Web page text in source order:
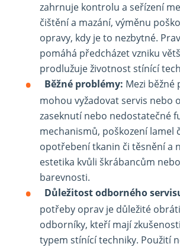
zahrnuje kontrolu a seřízení
čištění a mazání, výměnu
opravy, kdy je to nezbytné.
pomáhá předcházet vzniku
prodlužuje životnost stínící
Běžné problémy: Mezi
mohou vyžadovat servis nebo
zaseknutí nebo nedostatečné
mechanismů, poškození lamel
opotřebení tkanin či těsnění a
estetika kvůli škrábancům
barevnosti.
Důležitost odborného
potřeby oprav je důležité
odborníky, kteří mají
typem stínící techniky. Použití